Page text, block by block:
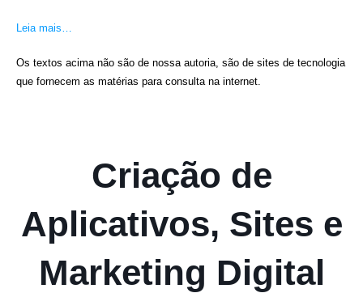
Leia mais…
Os textos acima não são de nossa autoria, são de sites de tecnologia
que fornecem as matérias para consulta na internet.
Criação de
Aplicativos, Sites e
Marketing Digital